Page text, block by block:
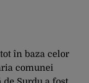
în baza celor
comunei